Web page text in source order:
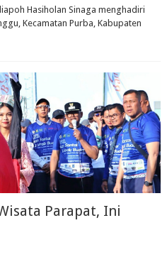
Hasiholan Sinaga menghadiri
Kecamatan Purba, Kabupaten
Parapat, Ini